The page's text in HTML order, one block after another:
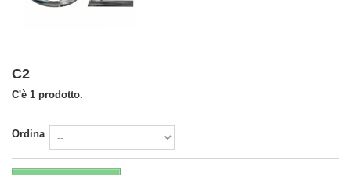
C2
C'è 1 prodotto.
Ordina